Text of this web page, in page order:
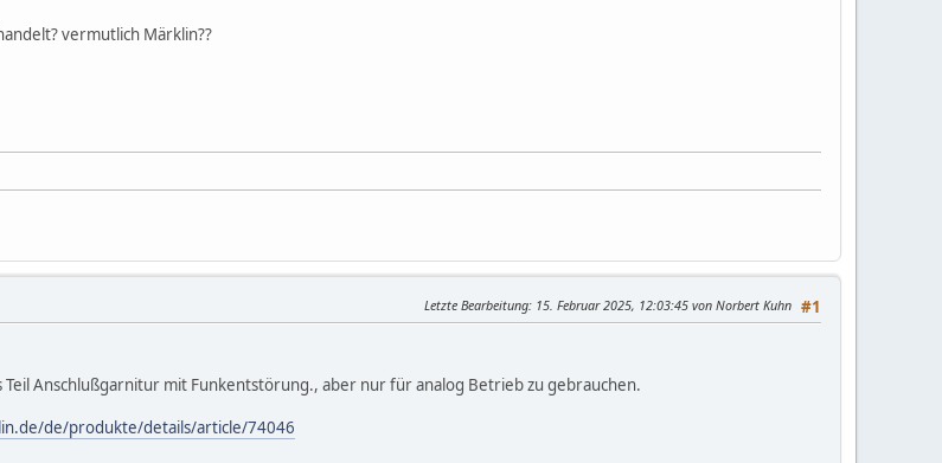
vermutlich Märklin??
#1
Letzte Bearbeitung: 15. Februar 2025, 12:03:45 von Norbert Kuhn
Teil Anschlußgarnitur mit Funkentstörung., aber nur für analog Betrieb zu gebrauchen.
de/produkte/details/article/74046